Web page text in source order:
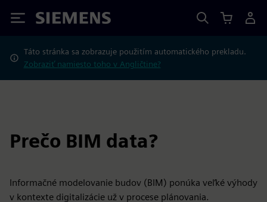
Siemens
Táto stránka sa zobrazuje použitím automatického prekladu.
Zobraziť namiesto toho v Angličtine?
Prečo BIM data?
Informačné modelovanie budov (BIM) ponúka veľké výhody
v kontexte digitalizácie už v procese plánovania.